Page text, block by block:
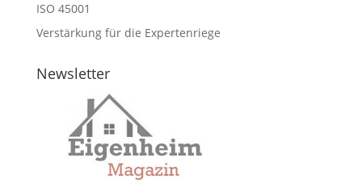
ISO 45001
Verstärkung für die Expertenriege
Newsletter